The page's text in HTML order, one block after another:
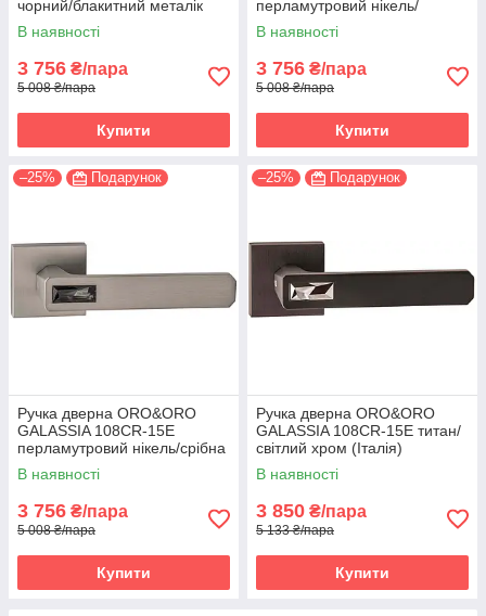
чорний/блакитний металік
(Італія)
В наявності
3 756 ₴/пара
5 008 ₴/пара
Купити
перламутровий нікель/
світлий хром (Італія)
В наявності
3 756 ₴/пара
5 008 ₴/пара
Купити
–25% Подарунок
Ручка дверна ORO&ORO
GALASSIA 108СR-15E
перламутровий нікель/срібна
ніч (Італія)
В наявності
3 756 ₴/пара
5 008 ₴/пара
Купити
–25% Подарунок
Ручка дверна ORO&ORO
GALASSIA 108СR-15E титан/
світлий хром (Італія)
В наявності
3 850 ₴/пара
5 133 ₴/пара
Купити